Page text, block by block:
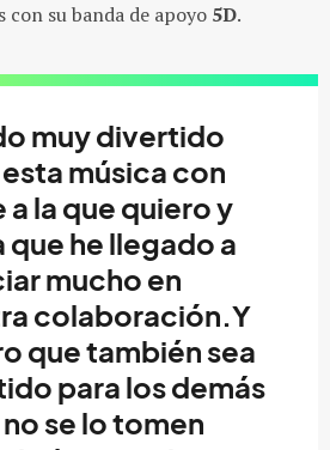
su banda de apoyo 5D.
muy divertido
música con
a la que quiero y
que he llegado a
mucho en
colaboración.Y
que también sea
para los demás
se lo tomen